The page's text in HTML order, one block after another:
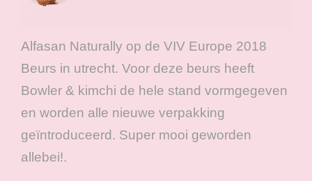
Alfasan Naturally op de VIV Europe 2018
Beurs in utrecht. Voor deze beurs heeft
Bowler & kimchi de hele stand vormgegeven
en worden alle nieuwe verpakking
geïntroduceerd. Super mooi geworden
allebei!.